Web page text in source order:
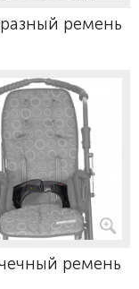
ремень
ремень